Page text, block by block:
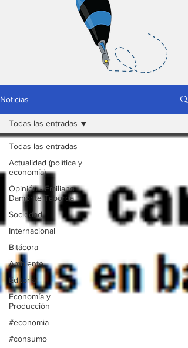
Noticias
Todas las entradas
Actualidad (política y
economía)
Opinión - Emiliano
Damonte Taborda
Sociedad
Internacional
Bitácora
Ambiente
Editorial
Economía y
Producción
#economia
#consumo
Todas las entradas